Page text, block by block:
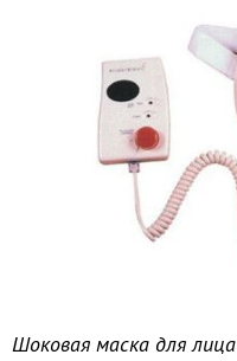
Шоковая маска для лица